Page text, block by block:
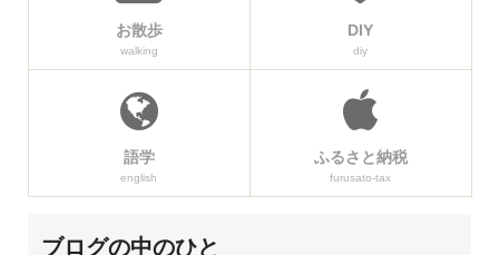
お散歩
walking
DIY
diy
語学
english
ふるさと納税
furusato-tax
ブログの中のひと